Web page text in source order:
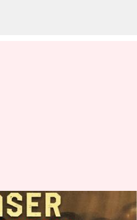
పిండం టీజర్